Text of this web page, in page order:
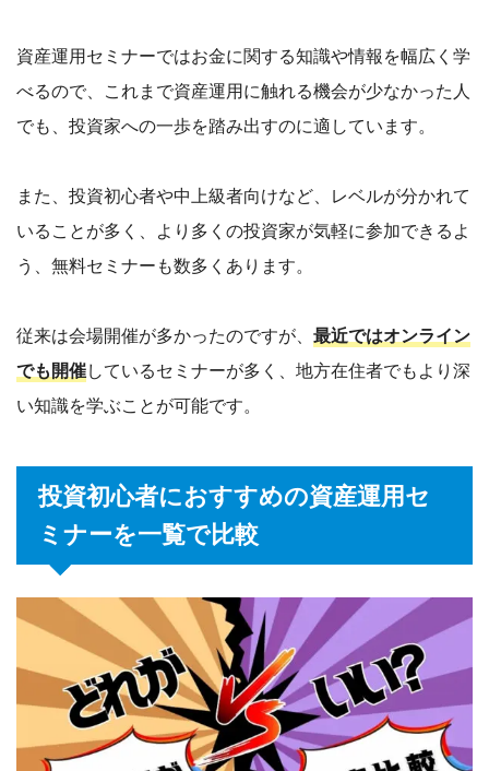
資産運用セミナーではお金に関する知識や情報を幅広く学
べるので、これまで資産運用に触れる機会が少なかった人
でも、投資家への一歩を踏み出すのに適しています。
また、投資初心者や中上級者向けなど、レベルが分かれて
いることが多く、より多くの投資家が気軽に参加できるよ
う、無料セミナーも数多くあります。
従来は会場開催が多かったのですが、 最近ではオンライン
でも開催しているセミナーが多く、地方在住者でもより深
い知識を学ぶことが可能です。
投資初心者におすすめの資産運用セ
ミナーを一覧で比較